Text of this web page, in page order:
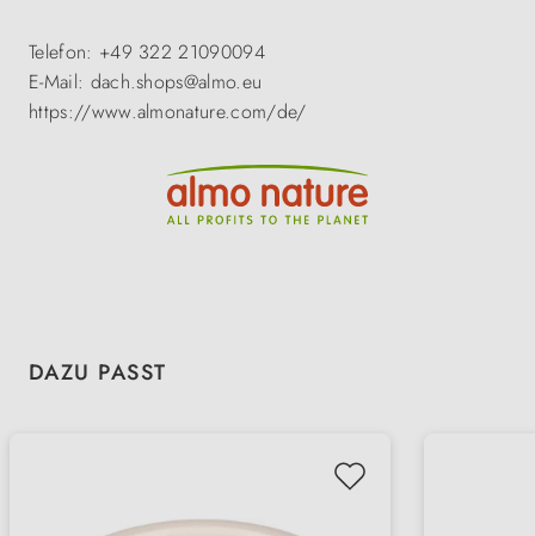
Telefon: +49 322 21090094
E-Mail: dach.shops@almo.eu
https://www.almonature.com/de/
Produktgalerie überspringen
DAZU PASST